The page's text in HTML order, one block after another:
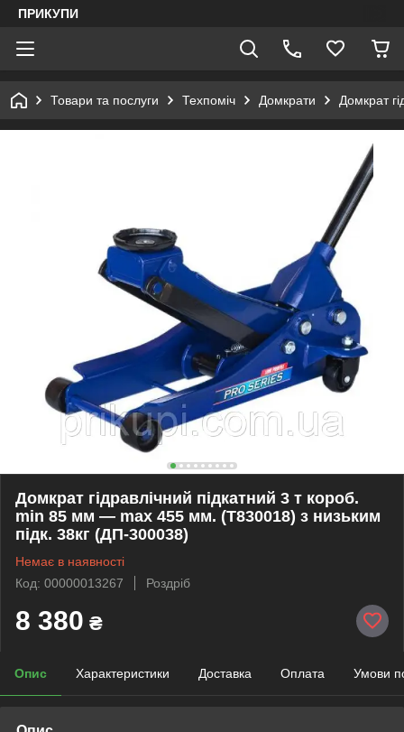
ПРИКУПИ
Товари та послуги Техпоміч Домкрати Домкрат
Домкрат гідравлічний підкатний 3 т короб.
min 85 мм — max 455 мм. (T830018) з низьким
підк. 38кг (ДП-300038)
Немає в наявності
Код: 00000013267
Роздріб
8 380 ₴
Опис Характеристики Доставка Оплата Умови